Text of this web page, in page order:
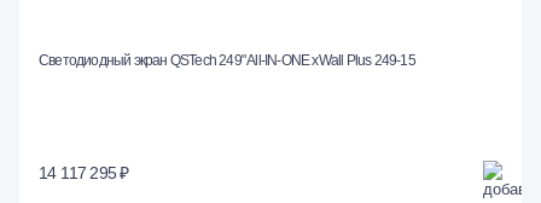
Светодиодный экран QSTech 249" All-IN-ONE xWall Plus 249-15
14 117 295 ₽